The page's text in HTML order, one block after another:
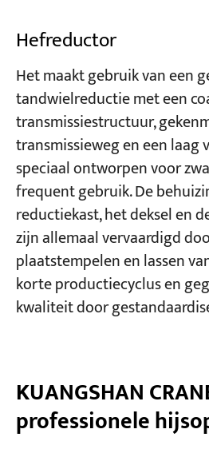
Hefreductor
Het maakt gebruik van een
tandwielreductie met een
transmissiestructuur,
transmissieweg en een laag
speciaal ontworpen voor
frequent gebruik. De
reductiekast, het deksel en
zijn allemaal vervaardigd
plaatstempelen en lassen
korte productiecyclus en
kwaliteit door
KUANGSHAN
professionele